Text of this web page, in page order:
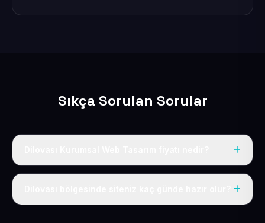
Sıkça Sorulan Sorular
Tek fiyat uygulanır: yıllık 50 USD + KDV. Bu bedele alan